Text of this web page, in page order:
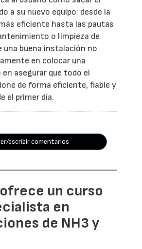
a su nuevo equipo: desde la
eficiente hasta las pautas
o limpieza de
una buena instalación no
en colocar una
en asegurar que todo el
de forma eficiente, fiable y
el primer día.
escribir comentarios
un curso
en
de NH3 y